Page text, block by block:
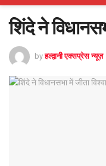
शिंदे ने
by हल्द्वानी एक्सप्रेस न्यूज़